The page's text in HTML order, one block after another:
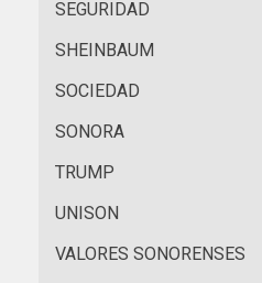
SEGURIDAD
SHEINBAUM
SOCIEDAD
SONORA
TRUMP
UNISON
VALORES SONORENSES